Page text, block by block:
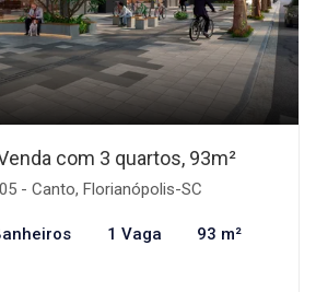
com 3 quartos, 93m²
- Canto, Florianópolis-SC
1 Vaga 93 m²